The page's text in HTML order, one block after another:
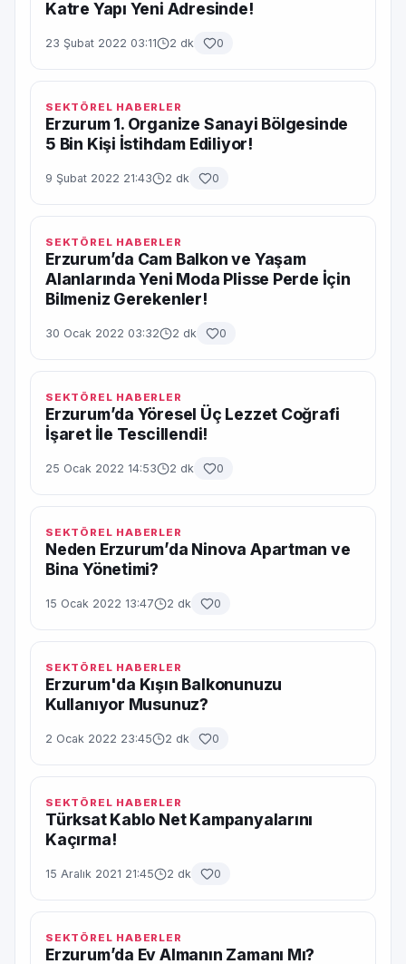
Katre Yapı Yeni Adresinde!
23 Şubat 2022 03:11 2 dk 0
SEKTÖREL HABERLER
Erzurum 1. Organize Sanayi Bölgesinde
5 Bin Kişi İstihdam Ediliyor!
9 Şubat 2022 21:43 2 dk 0
SEKTÖREL HABERLER
Erzurum’da Cam Balkon ve Yaşam
Alanlarında Yeni Moda Plisse Perde İçin
Bilmeniz Gerekenler!
30 Ocak 2022 03:32 2 dk 0
SEKTÖREL HABERLER
Erzurum’da Yöresel Üç Lezzet Coğrafi
İşaret İle Tescillendi!
25 Ocak 2022 14:53 2 dk 0
SEKTÖREL HABERLER
Neden Erzurum’da Ninova Apartman ve
Bina Yönetimi?
15 Ocak 2022 13:47 2 dk 0
SEKTÖREL HABERLER
Erzurum'da Kışın Balkonunuzu
Kullanıyor Musunuz?
2 Ocak 2022 23:45 2 dk 0
SEKTÖREL HABERLER
Türksat Kablo Net Kampanyalarını
Kaçırma!
15 Aralık 2021 21:45 2 dk 0
SEKTÖREL HABERLER
Erzurum’da Ev Almanın Zamanı Mı?